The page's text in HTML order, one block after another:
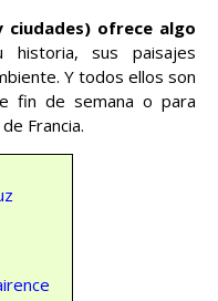
ciudades) ofrece algo
sus paisajes
Y todos ellos son
fin de semana o para
Francia.